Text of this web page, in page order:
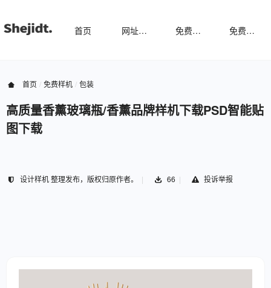
首页 网址导航 免费样机 免费字体
首页 免费样机 包装
高质量香薰玻璃瓶/香薰品牌样机下载PSD智能贴
图下载
设计样机 整理发布，版权归原作者。 66 投诉举报